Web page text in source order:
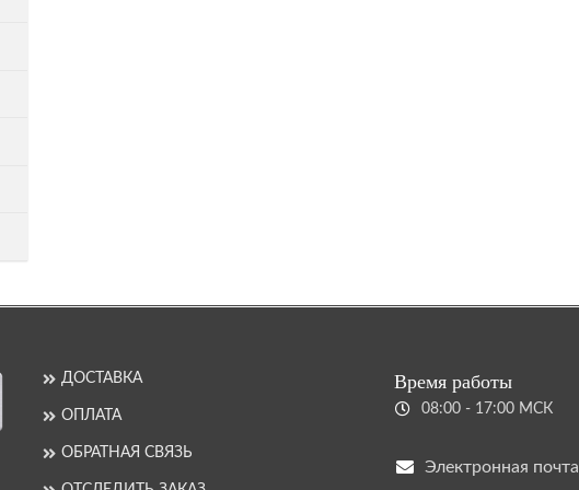
ДОСТАВКА
ОПЛАТА
ОБРАТНАЯ СВЯЗЬ
Время работы
08:00 - 17:00 МСК
Электронная почта